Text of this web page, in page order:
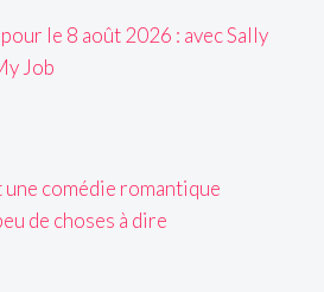
le 8 août 2026 : avec Sally
Job
une comédie romantique
de choses à dire